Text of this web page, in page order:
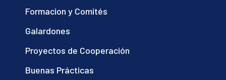
Formacion y Comités
Galardones
Proyectos de Cooperación
Buenas Prácticas